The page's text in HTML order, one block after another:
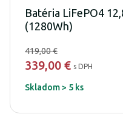
Batéria LiFePO4
(1280Wh)
419,00 €
339,00 € s DPH
Skladom > 5 ks